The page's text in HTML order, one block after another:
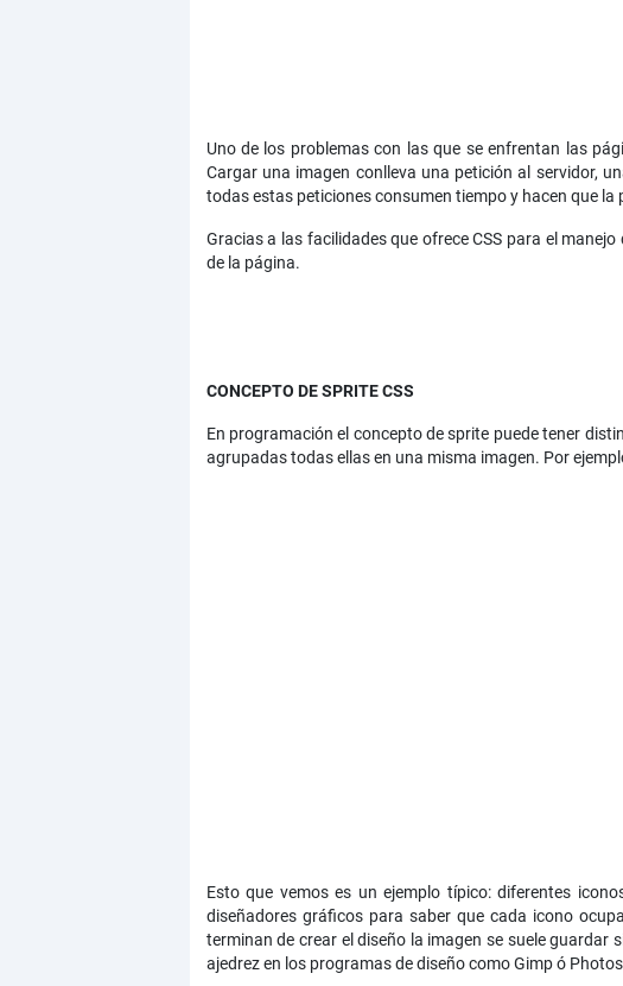
Uno de los problemas con las que se enfrentan las
Cargar una imagen conlleva una petición al servidor,
todas estas peticiones consumen tiempo y hacen que
Gracias a las facilidades que ofrece CSS para el
de la página.
CONCEPTO DE SPRITE CSS
En programación el concepto de sprite puede tener
agrupadas todas ellas en una misma imagen. Por
Esto que vemos es un ejemplo típico: diferentes
diseñadores gráficos para saber que cada icono
terminan de crear el diseño la imagen se suele guardar
ajedrez en los programas de diseño como Gimp ó